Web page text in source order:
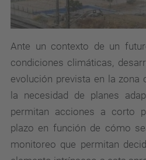
Ante un contexto de un
condiciones climáticas,
evolución prevista en la zona
la necesidad de planes
permitan acciones a corto
plazo en función de cómo
monitoreo que permitan